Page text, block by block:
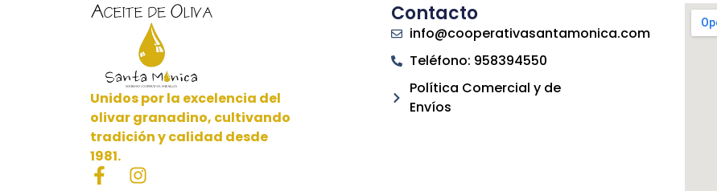
Unidos por la excelencia del
olivar granadino, cultivando
tradición y calidad desde
1981.
Contacto
info@cooperativasantamonica.com
Teléfono: 958394550
Política Comercial y de
Envíos